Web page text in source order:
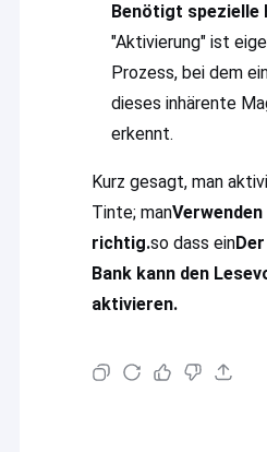
Benötigt spezielle
"Aktivierung" ist
Prozess, bei dem
dieses inhärente
erkennt.
Kurz gesagt, man
Tinte; manVerwenden
richtig.so dass ein
Bank kann den
aktivieren.